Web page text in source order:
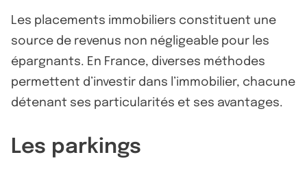
Les placements immobiliers constituent une
source de revenus non négligeable pour les
épargnants. En France, diverses méthodes
permettent d’investir dans l’immobilier, chacune
détenant ses particularités et ses avantages.
Les parkings